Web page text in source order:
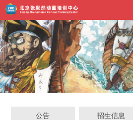
公告 招生信息